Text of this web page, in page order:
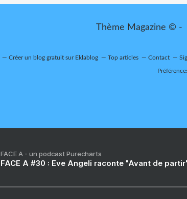
Thème Magazine © -
Créer un blog gratuit sur Eklablog Top articles Contact
FACE A - un podcast Purecharts
FACE A #30 : Eve Angeli raconte "Avant de